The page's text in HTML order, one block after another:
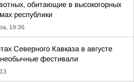
обитающие в высокогорных
республики
19:36
Северного Кавказа в августе
фестивали